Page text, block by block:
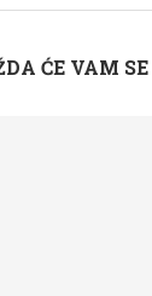
ĆE VAM